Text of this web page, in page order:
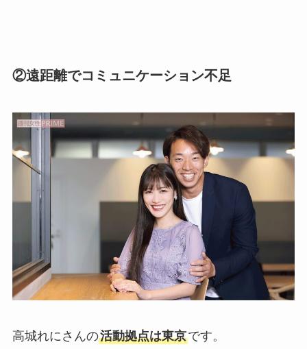
②遠距離でコミュニケーション不足
高城れにさんの活動拠点は東京です。